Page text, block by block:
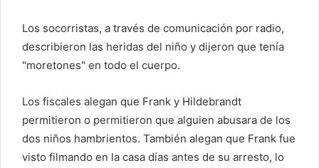
Los socorristas, a través de comunicación por radio,
describieron las heridas del niño y dijeron que tenía
"moretones" en todo el cuerpo.
Los fiscales alegan que Frank y Hildebrandt
permitieron o permitieron que alguien abusara de los
dos niños hambrientos. También alegan que Frank fue
visto filmando en la casa días antes de su arresto, lo